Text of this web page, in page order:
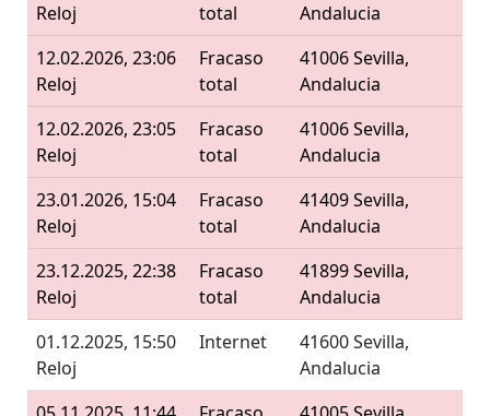
Reloj
total
Andalucia
12.02.2026, 23:06
Reloj
Fracaso
total
41006 Sevilla,
Andalucia
12.02.2026, 23:05
Reloj
Fracaso
total
41006 Sevilla,
Andalucia
23.01.2026, 15:04
Reloj
Fracaso
total
41409 Sevilla,
Andalucia
23.12.2025, 22:38
Reloj
Fracaso
total
41899 Sevilla,
Andalucia
01.12.2025, 15:50
Reloj
Internet
41600 Sevilla,
Andalucia